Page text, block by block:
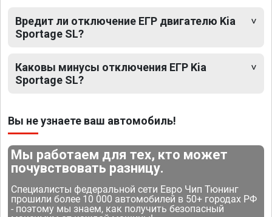
Вредит ли отключение ЕГР двигателю Kia
Sportage SL?
Каковы минусы отключения ЕГР Kia
Sportage SL?
Вы не узнаете ваш автомобиль!
Мы работаем для тех, кто может
почувствовать разницу.
Специалисты федеральной сети Евро Чип Тюнинг
прошили более 10 000 автомобилей в 50+ городах РФ
- поэтому мы знаем, как получить безопасный